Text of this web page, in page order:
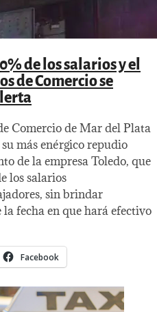
de los salarios y el
de Comercio se
Comercio de Mar del Plata
más enérgico repudio
de la empresa Toledo, que
los salarios
sin brindar
fecha en que hará efectivo
Facebook